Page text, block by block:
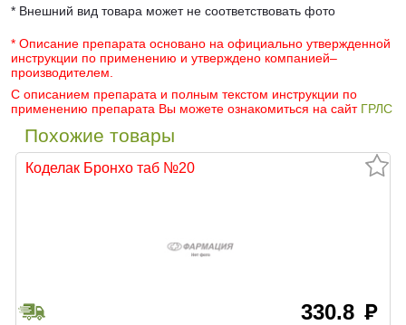
* Внешний вид товара может не соответствовать фото
* Описание препарата основано на официально утвержденной
инструкции по применению и утверждено компанией–
производителем.
С описанием препарата и полным текстом инструкции по
применению препарата Вы можете ознакомиться на сайт ГРЛС
Похожие товары
Коделак Бронхо таб №20
330.8 руб